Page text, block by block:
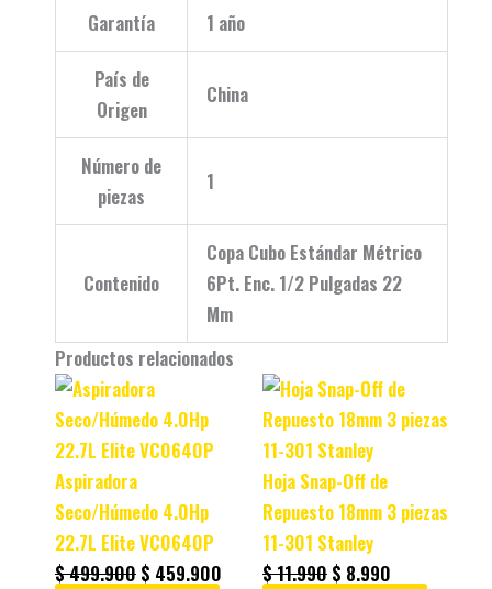
Garantía 1 año
País de
Origen
China
Número de
piezas
1
Contenido
Copa Cubo Estándar Métrico
6Pt. Enc. 1/2 Pulgadas 22
Mm
Productos relacionados
Aspiradora
Seco/Húmedo 4.0Hp
22.7L Elite VC0640P
$499.900
Original
price
was:
$ 459.900
Current
$ 459.900.
Hoja Snap-Off de
Repuesto 18mm 3 piezas
11-301 Stanley
$11.990
Original
price
was:
$ 11.990.
$ 8.990
Current
price